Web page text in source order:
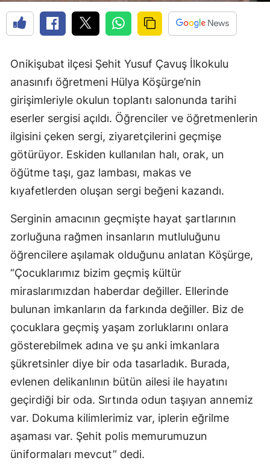
Onikişubat ilçesi Şehit Yusuf Çavuş İlkokulu
anasınıfı öğretmeni Hülya Köşürge’nin
girişimleriyle okulun toplantı salonunda tarihi
eserler sergisi açıldı. Öğrenciler ve öğretmenlerin
ilgisini çeken sergi, ziyaretçilerini geçmişe
götürüyor. Eskiden kullanılan halı, orak, un
öğütme taşı, gaz lambası, makas ve
kıyafetlerden oluşan sergi beğeni kazandı.
Serginin amacının geçmişte hayat şartlarının
zorluğuna rağmen insanların mutluluğunu
öğrencilere aşılamak olduğunu anlatan Köşürge,
“Çocuklarımız bizim geçmiş kültür
miraslarımızdan haberdar değiller. Ellerinde
bulunan imkanların da farkında değiller. Biz de
çocuklara geçmiş yaşam zorluklarını onlara
gösterebilmek adına ve şu anki imkanlara
şükretsinler diye bir oda tasarladık. Burada,
evlenen delikanlının bütün ailesi ile hayatını
geçirdiği bir oda. Sırtında odun taşıyan annemiz
var. Dokuma kilimlerimiz var, iplerin eğrilme
aşaması var. Şehit polis memurumuzun
üniformaları mevcut” dedi.